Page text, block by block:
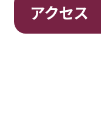
アクセス